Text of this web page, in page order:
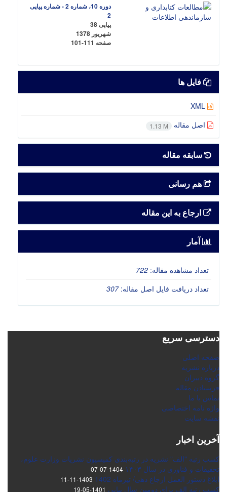
دوره 10، شماره 2 - شماره پیاپی
2
پیاپی 38
شهریور 1378
صفحه 101-111
فایل ها
اصل مقاله
1.13 M
سابقه مقاله
هم رسانی
ارجاع به این مقاله
آمار
تعداد مشاهده مقاله: 722
تعداد دریافت فایل اصل مقاله:307
دسترسی سریع
صفحه اصلی
درباره نشریه
گروه دبیران
فرستادن مقاله
تماس با ما
واژه نامه اختصاصی
نقشه سایت
آخرین اخبار
کسب رتبه "الف" نشریه در رتبه‌بندی کمیسیون نشریات وزارت علوم،
تحقیقات و فناوری در سال ۱۴۰۳
1404-07-07
ابلاغ دستور العمل ارجاع دهی/ تیرماه 1402 1403-11-11
کسب رتبه الف برای دومین سال پیاپی 1401-05-19